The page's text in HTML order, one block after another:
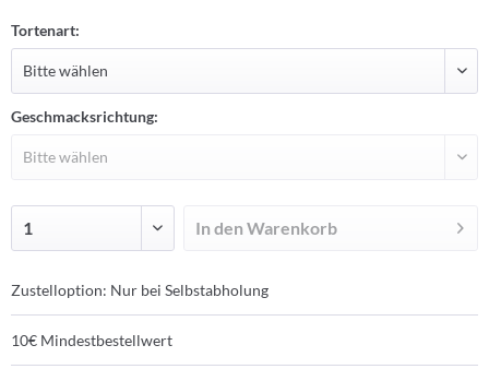
Tortenart:
Geschmacksrichtung:
In den Warenkorb
Zustelloption: Nur bei Selbstabholung
10€ Mindestbestellwert